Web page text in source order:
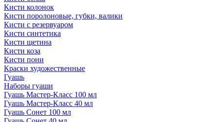
Кисти колонок
Кисти поролоновые, губки, валики
Кисти с резервуаром
Кисти синтетика
Кисти щетина
Кисти коза
Кисти пони
Краски художественные
Гуашь
Наборы гуаши
Гуашь Мастер-Класс 100 мл
Гуашь Мастер-Класс 40 мл
Гуашь Сонет 100 мл